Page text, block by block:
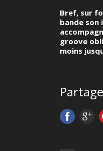
Bref, sur
bande son
groove
moins